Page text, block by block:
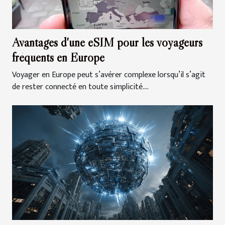
Avantages d'une eSIM pour les voyageurs
fréquents en Europe
Voyager en Europe peut s’avérer complexe lorsqu’il s’agit
de rester connecté en toute simplicité....